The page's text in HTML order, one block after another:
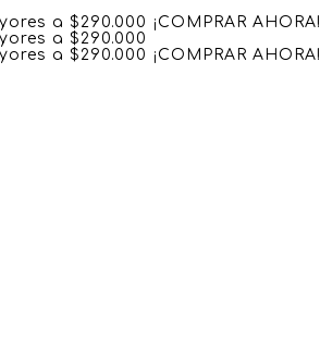
a $290.000 ¡COMPRAR AHORA!
a $290.000
a $290.000 ¡COMPRAR AHORA!